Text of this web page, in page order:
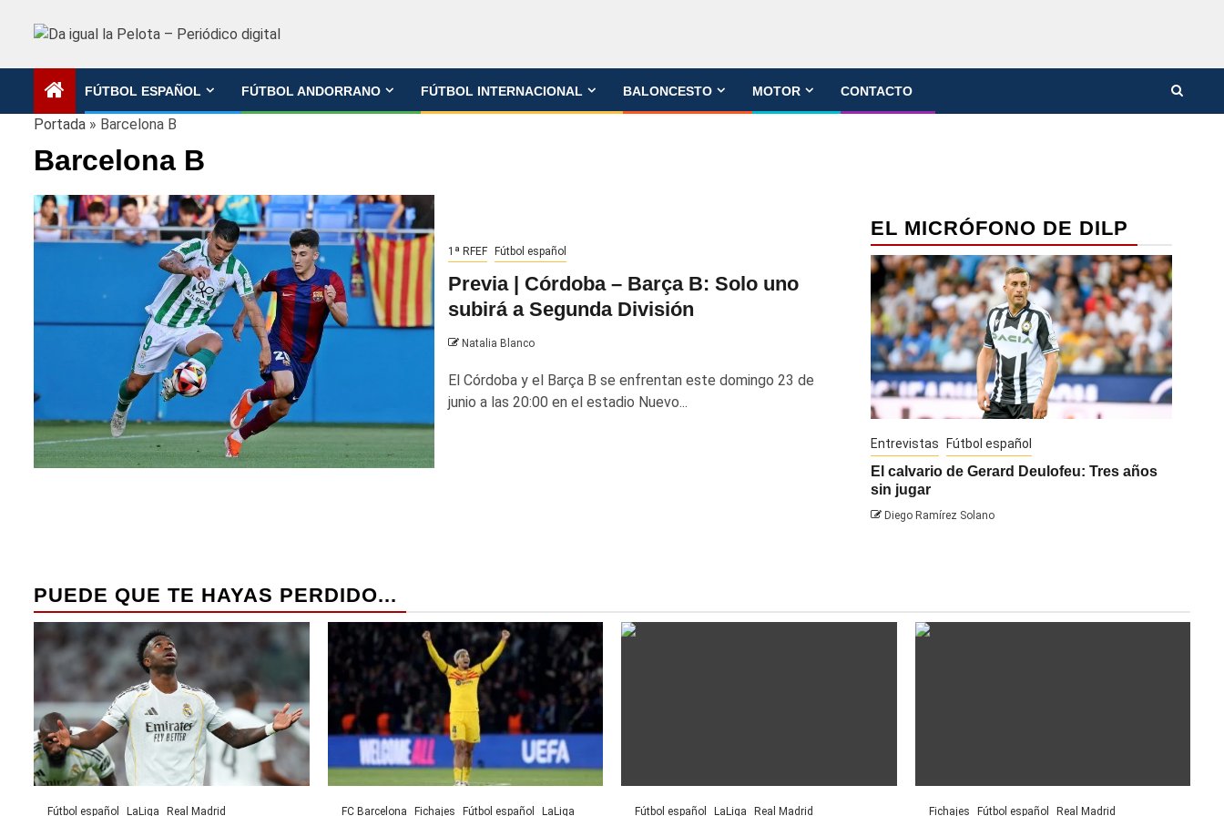
FÚTBOL ESPAÑOL FÚTBOL ANDORRANO FÚTBOL INTERNACIONAL BALONCESTO MOTOR CONTACTO
Portada » Barcelona B
Barcelona B
1ª RFEF Fútbol español
Previa | Córdoba – Barça B: Solo uno
subirá a Segunda División
Natalia Blanco
El Córdoba y el Barça B se enfrentan este domingo 23 de
junio a las 20:00 en el estadio Nuevo...
EL MICRÓFONO DE DILP
Entrevistas Fútbol español
El calvario de Gerard Deulofeu: Tres años
sin jugar
Diego Ramírez Solano
PUEDE QUE TE HAYAS PERDIDO...
Fútbol español LaLiga Real Madrid FC Barcelona Fichajes Fútbol español LaLiga Fútbol español LaLiga Real Madrid Fichajes Fútbol español Real Madrid